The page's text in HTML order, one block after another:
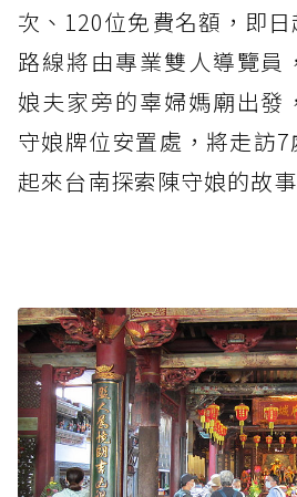
次、120位免費名額，即日
路線將由專業雙人導覽員
娘夫家旁的辜婦媽廟出發
守娘牌位安置處，將走訪
起來台南探索陳守娘的故事